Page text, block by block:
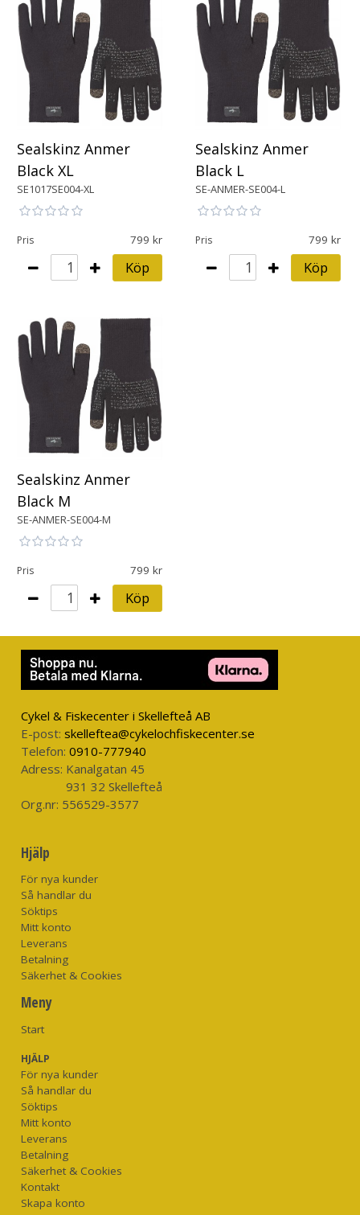
Sealskinz Anmer
Black XL
SE1017SE004-XL
Pris 799
Köp
Sealskinz Anmer
Black L
SE-ANMER-SE004-L
Pris 799
Köp
Sealskinz Anmer
Black M
SE-ANMER-SE004-M
Pris 799
Köp
Cykel & Fiskecenter i Skellefteå AB
E-post: skelleftea@cykelochfiskecenter.se
Telefon: 0910-777940
Adress: Kanalgatan 45
931 32 Skellefteå
Org.nr: 556529-3577
Hjälp
För nya kunder
Så handlar du
Söktips
Mitt konto
Leverans
Betalning
Säkerhet & Cookies
Meny
Start
HJÄLP
För nya kunder
Så handlar du
Söktips
Mitt konto
Leverans
Betalning
Säkerhet & Cookies
Kontakt
Skapa konto